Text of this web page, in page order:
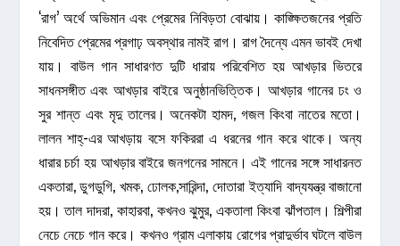
‘রাগ’ অর্থে অভিমান এবং প্রেমের নিবিড়তা বোঝায়। কাঙ্ক্ষিতজনের প্রতি
নিবেদিত প্রেমের প্রগাঢ় অবস্থার নামই রাগ। রাগ দৈন্যে এমন ভাবই দেখা
যায়। বাউল গান সাধারণত দুটি ধারায় পরিবেশিত হয় আখড়ার ভিতরে
সাধনসঙ্গীত এবং আখড়ার বাইরে অনুষ্ঠানভিত্তিক। আখড়ার গানের ঢং ও
সুর শান্ত এবং মৃদু তালের। অনেকটা হামদ, গজল কিংবা নাতের মতো।
লালন শাহ্-এর আখড়ায় বসে ফকিররা এ ধরনের গান করে থাকে। অন্য
ধারার চর্চা হয় আখড়ার বাইরে জনগনের সামনে। এই গানের সঙ্গে সাধারনত
একতারা, ডুগডুগি, খমক, ঢোলক,সারিন্দা, দোতারা ইত্যাদি বাদ্যযন্ত্র বাজানো
হয়। তাল দাদরা, কাহারবা, কখনও ঝুমুর, একতালা কিংবা ঝাঁপতাল। শিল্পীরা
নেচে নেচে গান করে। কখনও গ্রাম এলাকায় রোগের প্রাদুর্ভাব ঘটলে বাউল